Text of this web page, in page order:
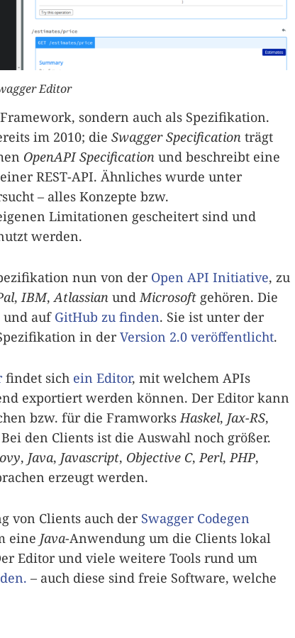
Editor
sondern auch als Spezifikation.
im 2010; die Swagger Specification trägt
OpenAPI Specification und beschreibt eine
REST-API. Ähnliches wurde unter
– alles Konzepte bzw.
Limitationen gescheitert sind und
werden.
nun von der Open API Initiative, zu
,IBM,Atlassian undMicrosoft gehören. Die
und auf GitHub zu finden. Sie ist unter der
in derVersion 2.0 veröffentlicht.
findet sich ein Editor, mit welchem APIs
exportiert werden können. Der Editor kann
bzw. für die FramworksHaskel, Jax-RS,
den Clients ist die Auswahl noch größer.
, Java, Javascript, Objective C,Perl,PHP,
erzeugt werden.
von Clients auch der Swagger Codegen
eine Java-Anwendung um die Clients lokal
Editor und viele weitere Tools rund um
– auch diese sind freie Software, welche